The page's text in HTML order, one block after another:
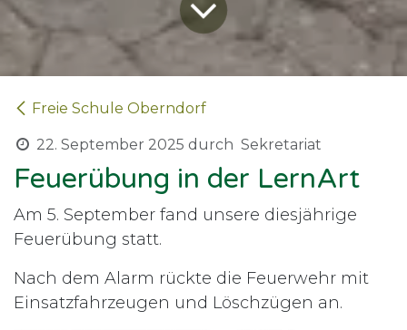
Freie Schule Oberndorf
22. September 2025 durch Sekretariat
Feuerübung in der LernArt
Am 5. September fand unsere diesjährige
Feuerübung statt.
Nach dem Alarm rückte die Feuerwehr mit
Einsatzfahrzeugen und Löschzügen an.